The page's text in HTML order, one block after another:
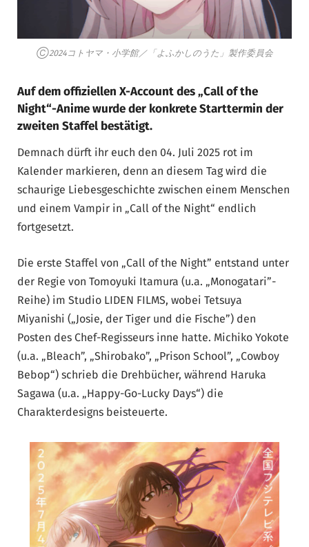
Ⓒ2024コトヤマ・小学館／「よふかしのうた」製作委員会
Auf dem offiziellen X-Account des „Call of the
Night“-Anime wurde der konkrete Starttermin der
zweiten Staffel bestätigt.
Demnach dürft ihr euch den 04. Juli 2025 rot im
Kalender markieren, denn an diesem Tag wird die
schaurige Liebesgeschichte zwischen einem Menschen
und einem Vampir in „Call of the Night“ endlich
fortgesetzt.
Die erste Staffel von „Call of the Night” entstand unter
der Regie von Tomoyuki Itamura (u.a. „Monogatari”-
Reihe) im Studio LIDEN FILMS, wobei Tetsuya
Miyanishi („Josie, der Tiger und die Fische”) den
Posten des Chef-Regisseurs inne hatte. Michiko Yokote
(u.a. „Bleach”, „Shirobako”, „Prison School”, „Cowboy
Bebop“) schrieb die Drehbücher, während Haruka
Sagawa (u.a. „Happy-Go-Lucky Days“) die
Charakterdesigns beisteuerte.